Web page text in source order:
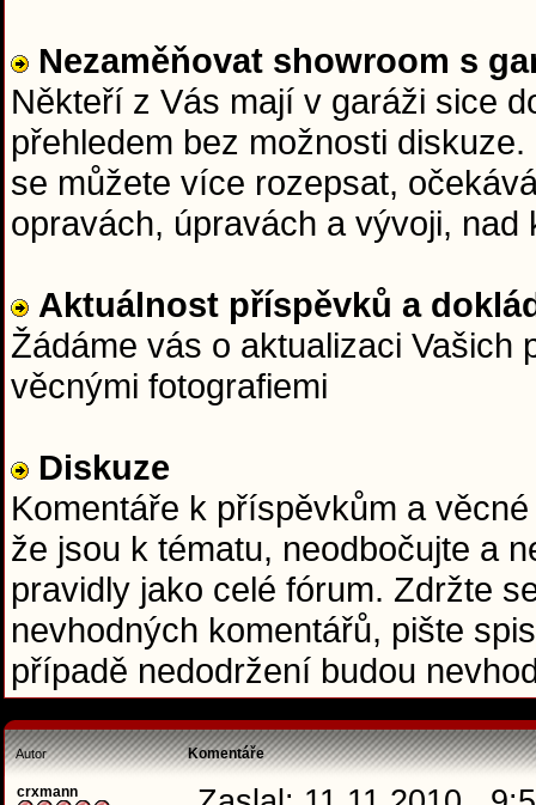
Nezaměňovat showroom s
Někteří z Vás mají v garáži sice
přehledem bez možnosti
se můžete více rozepsat,
opravách, úpravách a vývoji,
Aktuálnost příspěvků a
Žádáme vás o aktualizaci
věcnými fotografiemi
Diskuze
Komentáře k příspěvkům a
že jsou k tématu, neodbočujte a
pravidly jako celé fórum. Zdržte
nevhodných komentářů, pište
případě nedodržení budou
Autor Komentáře
crxmann